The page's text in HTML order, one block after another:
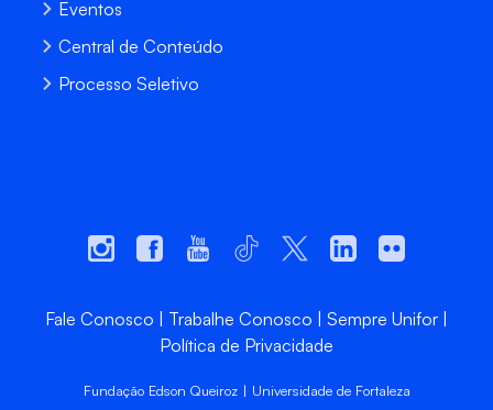
Eventos
Central de Conteúdo
Processo Seletivo
Fale Conosco Trabalhe Conosco
Sempre Unifor
Política de Privacidade
Fundação Edson Queiroz | Universidade de Fortaleza